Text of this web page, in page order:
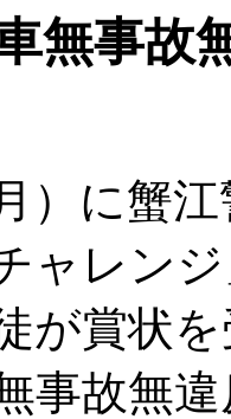
無事故
）に蟹
ャレン
が賞状
事故無